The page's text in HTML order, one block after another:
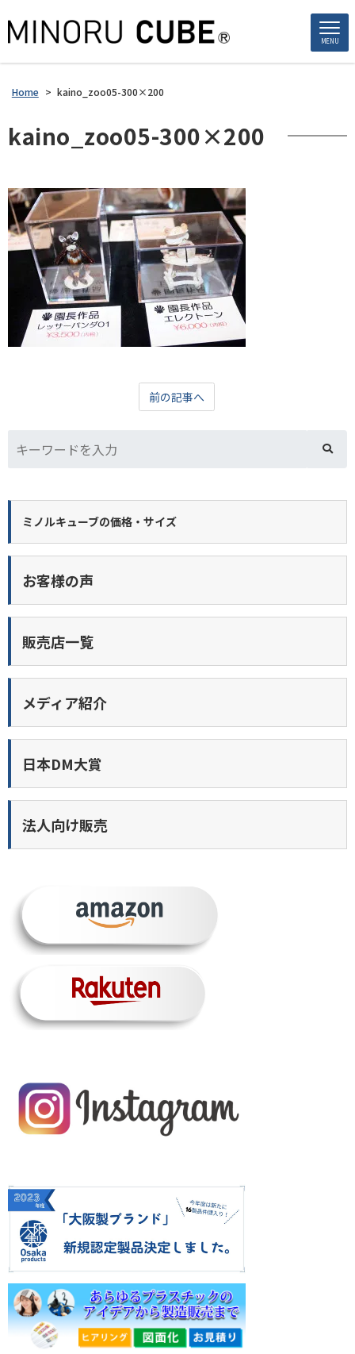
MENU
Home > kaino_zoo05-300×200
kaino_zoo05-300×200
前の記事へ
ミノルキューブの価格・サイズ
お客様の声
販売店一覧
メディア紹介
日本DM大賞
法人向け販売